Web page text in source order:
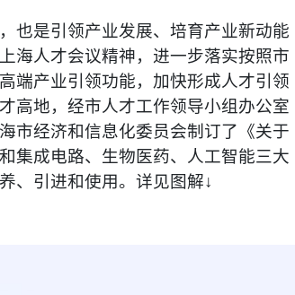
也是引领产业发展、培育产业新动能
海人才会议精神，进一步落实按照市
端产业引领功能，加快形成人才引领
高地，经市人才工作领导小组办公室
市经济和信息化委员会制订了《关于
集成电路、生物医药、人工智能三大
、引进和使用。详见图解↓